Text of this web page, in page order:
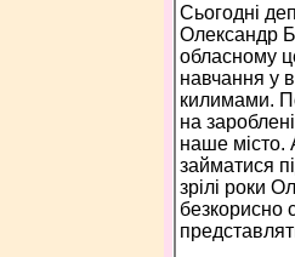
Сьогодні
Олександр
обласному
навчання у
килимами.
на
наше місто.
займатися
зрілі роки
безкорисно